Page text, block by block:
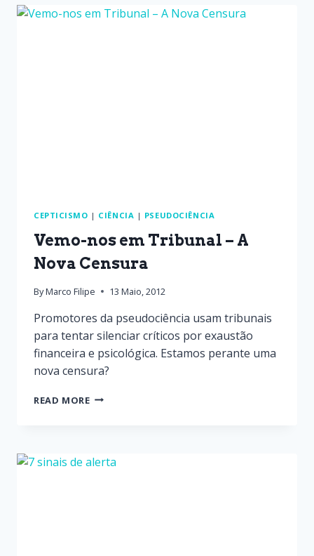
CEPTICISMO | CIÊNCIA | PSEUDOCIÊNCIA
Vemo-nos em Tribunal – A
Nova Censura
ByMarco Filipe 13 Maio, 2012
Promotores da pseudociência usam tribunais
para tentar silenciar críticos por exaustão
financeira e psicológica. Estamos perante uma
nova censura?
READ MORE